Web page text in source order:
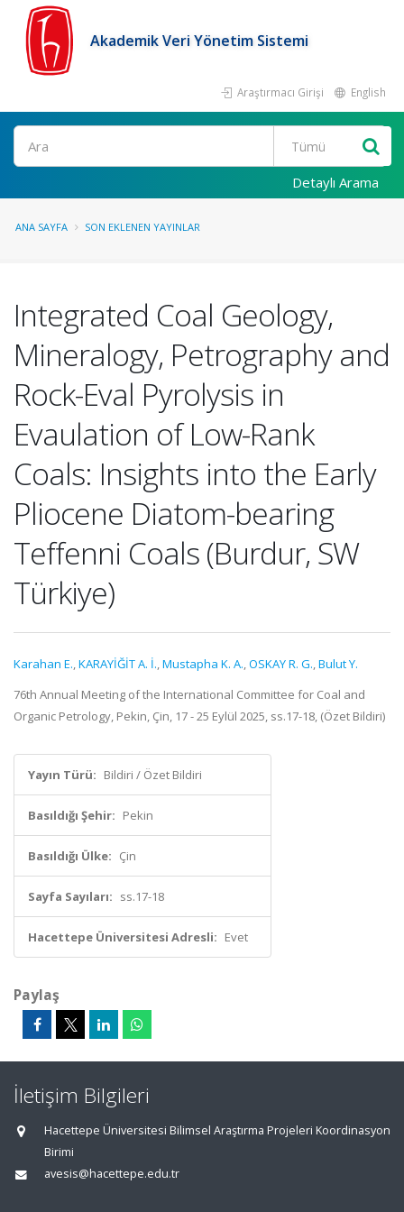
Akademik Veri Yönetim Sistemi
Araştırmacı Girişi English
Ara
Detaylı Arama
ANA SAYFA SON EKLENEN YAYINLAR
Integrated Coal Geology,
Mineralogy, Petrography and
Rock-Eval Pyrolysis in
Evaulation of Low-Rank
Coals: Insights into the Early
Pliocene Diatom-bearing
Teffenni Coals (Burdur, SW
Türkiye)
Karahan E.,KARAYİĞİT A. İ.,Mustapha K. A.,OSKAY R. G.,Bulut Y.
76th Annual Meeting of the International Committee for Coal and
Organic Petrology, Pekin, Çin, 17 - 25 Eylül 2025, ss.17-18, (Özet Bildiri)
Yayın Türü: Bildiri / Özet Bildiri
Basıldığı Şehir: Pekin
Basıldığı Ülke: Çin
Sayfa Sayıları: ss.17-18
Hacettepe Üniversitesi Adresli: Evet
Paylaş
İletişim Bilgileri
Hacettepe Üniversitesi Bilimsel Araştırma Projeleri Koordinasyon
Birimi
avesis@hacettepe.edu.tr